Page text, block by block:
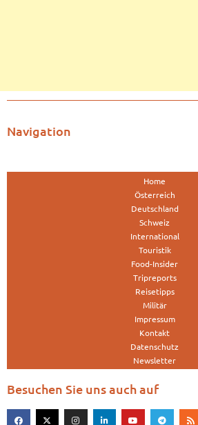
Navigation
Home
Österreich
Deutschland
Schweiz
International
Touristik
Food-Insider
Tripreports
Reisetipps
Militär
Impressum
Kontakt
Datenschutz
Newsletter
Besuchen Sie uns auch auf